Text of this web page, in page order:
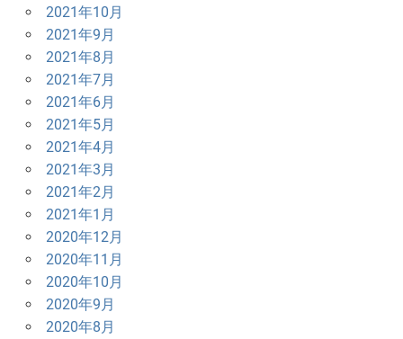
2021年10月
2021年9月
2021年8月
2021年7月
2021年6月
2021年5月
2021年4月
2021年3月
2021年2月
2021年1月
2020年12月
2020年11月
2020年10月
2020年9月
2020年8月